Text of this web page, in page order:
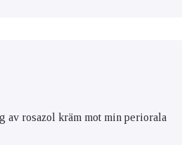
av rosazol kräm mot min periorala